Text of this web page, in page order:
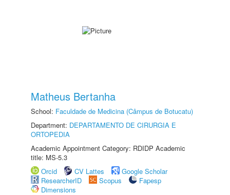
Matheus Bertanha
School: Faculdade de Medicina (Câmpus de Botucatu)
Department: DEPARTAMENTO DE CIRURGIA E
ORTOPEDIA
Academic Appointment Category: RDIDP Academic
title: MS-5.3
Orcid
CV Lattes
Google Scholar
ResearcherID
Scopus
Fapesp
Dimensions